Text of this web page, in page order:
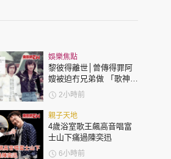
樂名人
化藝術
政財經
康生活
食旅遊
娛樂焦點
黎彼得離世│曾傳得罪阿
嫂被迫冇兄弟做 「歌神」
許冠傑親筆撰寫悼念忘友
2小時前
親子天地
4歲浴室歌王飆高音唱富
士山下痛過陳奕迅
6小時前